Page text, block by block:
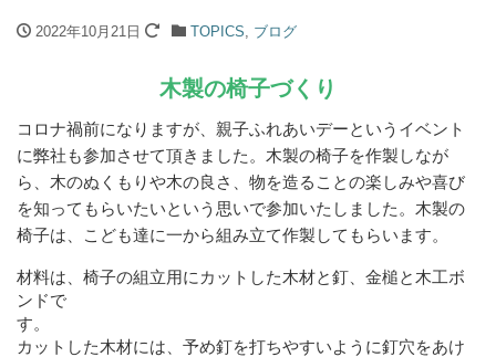
2022年10月21日 TOPICS ブログ
木製の椅子づくり
コロナ禍前になりますが、親子ふれあいデーというイベント
に弊社も参加させて頂きました。木製の椅子を作製しなが
ら、木のぬくもりや木の良さ、物を造ることの楽しみや喜び
を知ってもらいたいという思いで参加いたしました。木製の
椅子は、こども達に一から組み立て作製してもらいます。
材料は、椅子の組立用にカットした木材と釘、金槌と木工ボ
ンドで
す
カットした木材には、予め釘を打ちやすいように釘穴をあけ